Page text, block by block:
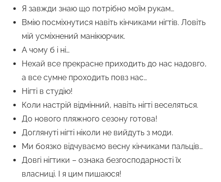
Я завжди знаю що потрібно моїм рукам…
Вмію посміхнутися навіть кінчиками нігтів. Ловіть
мій усміхнений манікюрчик.
А чому б і ні…
Нехай все прекрасне приходить до нас надовго,
а все сумне проходить повз нас…
Нігті в студію!
Коли настрій відмінний, навіть нігті веселяться.
До нового пляжного сезону готова!
Доглянуті нігті ніколи не вийдуть з моди.
Ми боязко відчуваємо весну кінчиками пальців…
Довгі нігтики – ознака безгосподарності їх
власниці. І я цим пишаюся!